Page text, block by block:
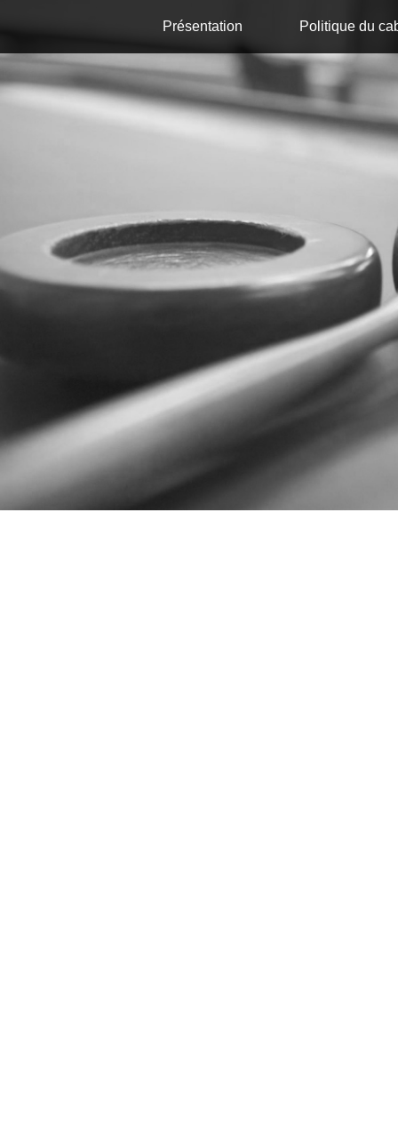
Présentation Politique du